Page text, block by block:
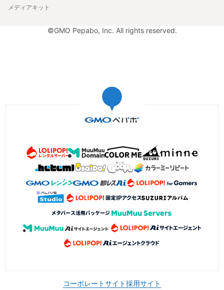
メディアキット
©GMO Pepabo, Inc. All rights reserved.
コーポレートサイト採用サイト